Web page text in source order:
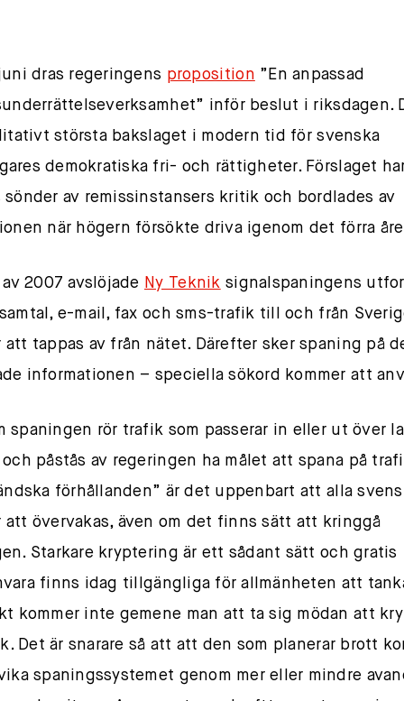
dras regeringens proposition ”En anpassad
inför beslut i riksdagen.
största bakslaget i modern tid för svenska
demokratiska fri- och rättigheter. Förslaget
sönder av remissinstansers kritik och bordlades av
när högern försökte driva igenom det förra
2007 avslöjade Ny Teknik signalspaningens
e-mail, fax och sms-trafik till och från
att tappas av från nätet. Därefter sker spaning på
informationen – speciella sökord kommer att
spaningen rör trafik som passerar in eller ut över
påstås av regeringen ha målet att spana på
förhållanden” är det uppenbart att alla
att övervakas, även om det finns sätt att kringgå
Starkare kryptering är ett sådant sätt och gratis
finns idag tillgängliga för allmänheten att
kommer inte gemene man att ta sig mödan att
Det är snarare så att att den som planerar brott
spaningssystemet genom mer eller mindre